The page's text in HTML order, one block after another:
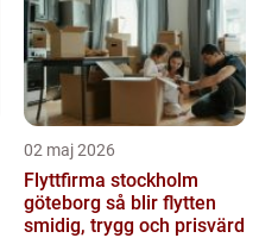
02 maj 2026
Flyttfirma stockholm
göteborg så blir flytten
smidig, trygg och prisvärd